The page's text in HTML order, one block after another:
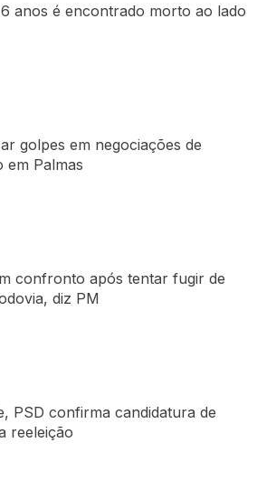
anos é encontrado morto ao lado
golpes em negociações de
em Palmas
confronto após tentar fugir de
diz PM
PSD confirma candidatura de
reeleição